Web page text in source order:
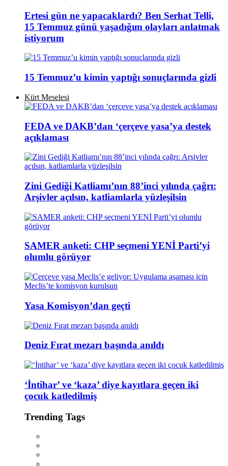
Ertesi gün ne yapacaklardı? Ben Serhat Telli,
15 Temmuz günü yaşadığım olayları anlatmak
istiyorum
15 Temmuz’u kimin yaptığı sonuçlarında gizli
Kürt Meselesi
FEDA ve DAKB’dan ‘çerçeve yasa’ya destek
açıklaması
Zini Gediği Katliamı’nın 88’inci yılında çağrı:
Arşivler açılsın, katliamlarla yüzleşilsin
SAMER anketi: CHP seçmeni YENİ Parti’yi
olumlu görüyor
Yasa Komisyon’dan geçti
Deniz Fırat mezarı başında anıldı
‘İntihar’ ve ‘kaza’ diye kayıtlara geçen iki
çocuk katledilmiş
Trending Tags